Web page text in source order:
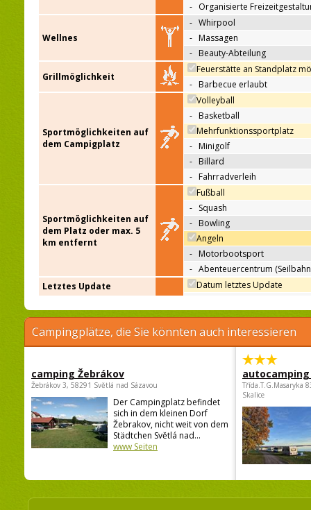
- Organisierte
Wellnes
- Whirpool
- Massagen
- Beauty-Abteilung
Grillmöglichkeit
Feuerstätte an Standplatz
- Barbecue erlaubt
Sportmöglichkeiten auf
dem Campigplatz
Volleyball
- Basketball
Mehrfunktionssportplatz
- Minigolf
- Billard
- Fahrradverleih
Sportmöglichkeiten auf
dem Platz oder max. 5
km entfernt
Fußball
- Squash
- Bowling
Angeln
- Motorbootsport
- Abenteuercentrum
Letztes Update
Datum letztes Update
Campingplätze, die Sie könnten auch interessieren
camping Žebrákov
Žebrákov 3, 58291 Světlá nad Sázavou
Der Campingplatz befindet
sich in dem kleinen Dorf
Žebrakov, nicht weit von dem
Städtchen Světlá nad...
www Seiten
autocamping
Třída.T.G.Masaryka
Skalice